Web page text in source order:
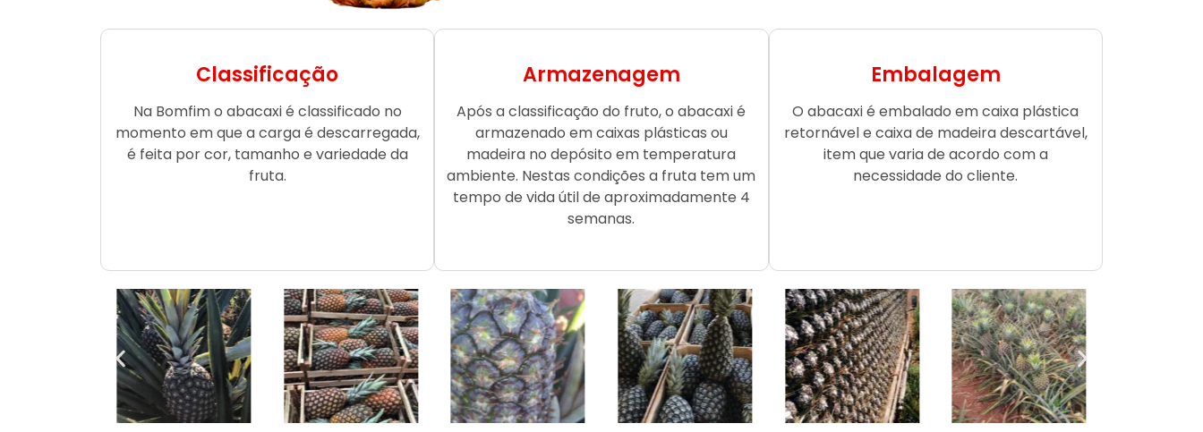
Classificação
Na Bomfim o abacaxi é classificado no
momento em que a carga é descarregada,
é feita por cor, tamanho e variedade da
fruta.
Armazenagem
Após a classificação do fruto, o abacaxi é
armazenado em caixas plásticas ou
madeira no depósito em temperatura
ambiente. Nestas condições a fruta tem um
tempo de vida útil de aproximadamente 4
semanas.
Embalagem
O abacaxi é embalado em caixa plástica
retornável e caixa de madeira descartável,
item que varia de acordo com a
necessidade do cliente.